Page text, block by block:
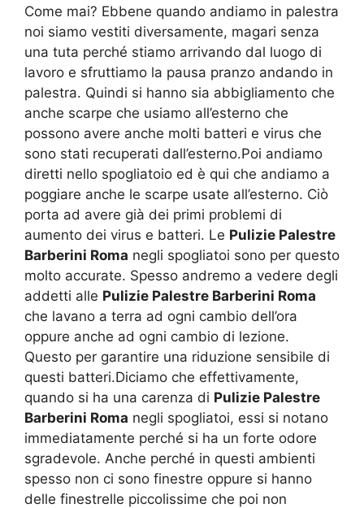
Come mai? Ebbene quando andiamo in palestra
noi siamo vestiti diversamente, magari senza
una tuta perché stiamo arrivando dal luogo di
lavoro e sfruttiamo la pausa pranzo andando in
palestra. Quindi si hanno sia abbigliamento che
anche scarpe che usiamo all’esterno che
possono avere anche molti batteri e virus che
sono stati recuperati dall’esterno.Poi andiamo
diretti nello spogliatoio ed è qui che andiamo a
poggiare anche le scarpe usate all’esterno. Ciò
porta ad avere già dei primi problemi di
aumento dei virus e batteri. Le Pulizie Palestre
Barberini Roma negli spogliatoi sono per questo
molto accurate. Spesso andremo a vedere degli
addetti alle Pulizie Palestre Barberini Roma
che lavano a terra ad ogni cambio dell’ora
oppure anche ad ogni cambio di lezione.
Questo per garantire una riduzione sensibile di
questi batteri.Diciamo che effettivamente,
quando si ha una carenza di Pulizie Palestre
Barberini Roma negli spogliatoi, essi si notano
immediatamente perché si ha un forte odore
sgradevole. Anche perché in questi ambienti
spesso non ci sono finestre oppure si hanno
delle finestrelle piccolissime che poi non